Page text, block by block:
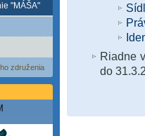
"MÁŠA"
združenia
Riadne
do